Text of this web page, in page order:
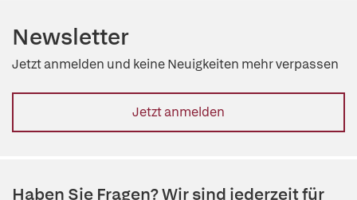
Newsletter
Jetzt anmelden und keine Neuigkeiten mehr verpassen
Jetzt anmelden
Haben Sie Fragen? Wir sind jederzeit für